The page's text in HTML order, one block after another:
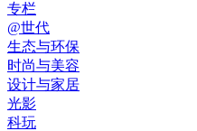
专栏
@世代
生态与环保
时尚与美容
设计与家居
光影
科玩